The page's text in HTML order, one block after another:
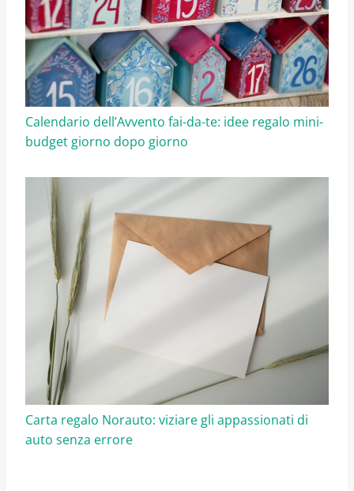
Calendario dell’Avvento fai-da-te: idee regalo mini-
budget giorno dopo giorno
Carta regalo Norauto: viziare gli appassionati di
auto senza errore